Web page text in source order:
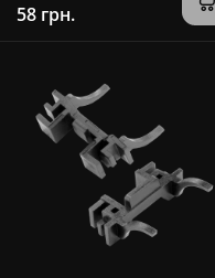
58 грн.